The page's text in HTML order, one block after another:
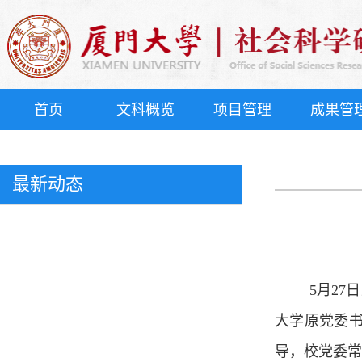
首页 文科概览 项目管理 成果管
最新动态
5月27
大学原党委
导，校党委